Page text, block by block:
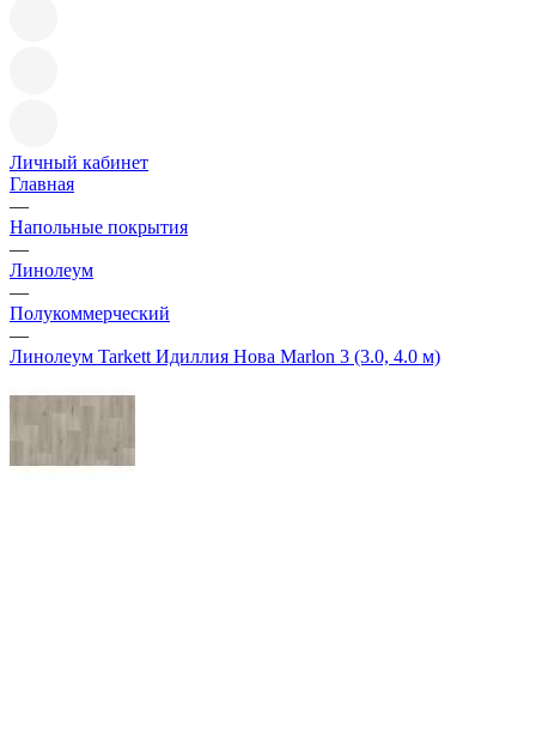
Личный кабинет
Главная
—
Напольные покрытия
—
Линолеум
—
Полукоммерческий
—
Линолеум Tarkett Идиллия Нова Marlon 3 (3.0, 4.0 м)